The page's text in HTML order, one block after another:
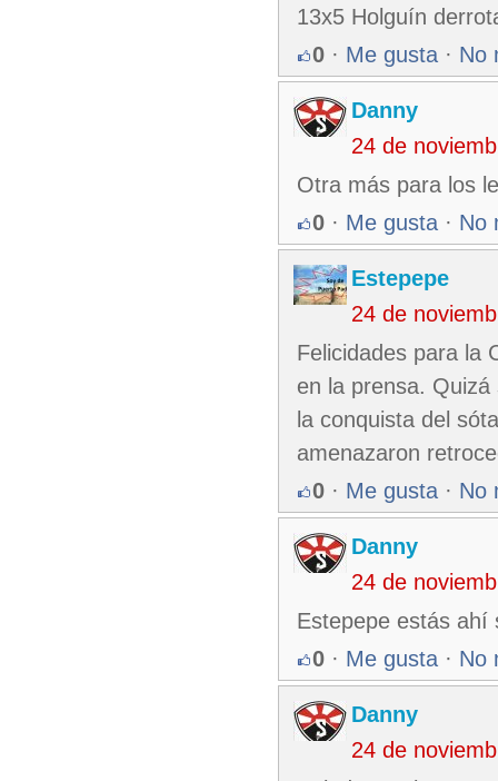
13x5 Holguín
0 · Me gusta · No
Danny
24 de
Otra más para los
0 · Me gusta · No
Estepepe
24 de
Felicidades para la
en la prensa.
la conquista del
amenazaron
0 · Me gusta · No
Danny
24 de
Estepepe estás ahí
0 · Me gusta · No
Danny
24 de